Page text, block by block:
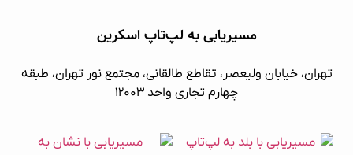
مسیریابی به لپ‌تاپ اسکرین
تهران، خیابان ولیعصر، تقاطع طالقانی، مجتمع نور تهران، طبقه
چهارم تجاری واحد ۱۲۰۰۳